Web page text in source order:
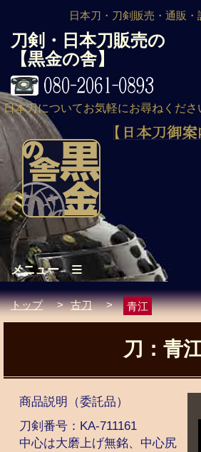
日本刀・刀剣販売・通販
刀剣・日本刀販売の
【黒金の舎】
日本刀についてお気軽にお尋ねくださ
メニュー≡
トップ > 古刀 > 青江
刀：青
商品説明 （委託品）
刀剣番号： KA-711161
中心は大磨上げ無銘、中心尻